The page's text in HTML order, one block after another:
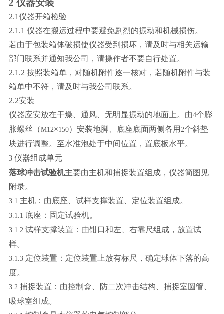
2.1仪器开箱检验
2.1.1 仪器在搬运过程中要避免剧烈的振动和机械损伤。
若由于包装箱体破损使仪器受到损坏，请及时与相关运输
部门联系并通知我公司，请操作者不要自行处置。
2.1.2 按照装箱单，对随机附件逐一核对，若随机附件与装
箱单中不符，请及时与我公司联系。
2.2安装
仪器应安放在干燥、通风、无明显振动的地面上。由4个膨
胀螺丝（M12×150）安装地脚、底座底面两侧各用 2个斜垫
块进行调整。至水准泡处于中间位置，置底板水平。
3 仪器组成单元
落球冲击试验机主要由主机和捕捉装置组成，仪器简图见
附录。
3.1 主机：由底座、试样支撑装置、定位装置组成。
3.1.1 底座：固定试验机。
3.1.2 试样支撑装置：由钳口和左、右靠尺组成，放置试
样。
3.1.3 定位装置：定位装置上放有标尺，确定球体下落的高
度。
3.2 捕捉装置：由控制盒、防二次冲击结构、捕捉室圆管、
吸球室组成。